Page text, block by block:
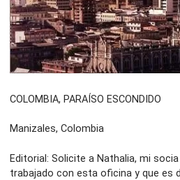
COLOMBIA, PARAÍSO ESCONDIDO
Manizales, Colombia
Editorial: Solicite a Nathalia, mi
trabajado con esta oficina y que es